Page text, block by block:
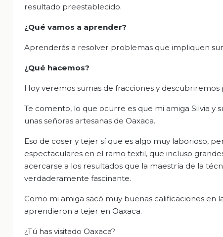
resultado preestablecido.
¿Qué vamos a aprender?
Aprenderás a resolver problemas que impliquen
¿Qué hacemos?
Hoy veremos sumas de fracciones y
Te comento, lo que ocurre es que mi amiga Silvia
unas señoras artesanas de Oaxaca.
Eso de coser y tejer sí que es algo muy laborioso,
espectaculares en el ramo textil, que incluso
acercarse a los resultados que la maestría de la
verdaderamente fascinante.
Como mi amiga sacó muy buenas calificaciones en
aprendieron a tejer en Oaxaca.
¿Tú has visitado Oaxaca?